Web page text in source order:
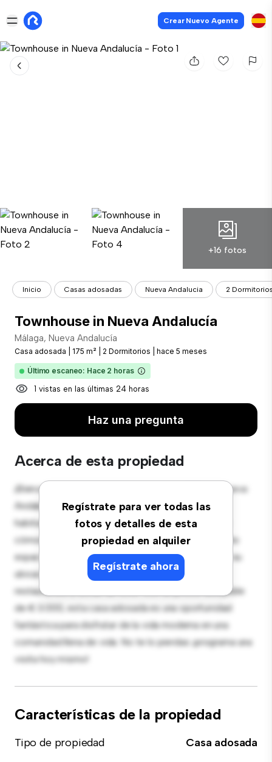
Crear Nuevo Agente
+16 fotos
Inicio Casas adosadas Nueva Andalucia 2
Townhouse in Nueva Andalucía
Málaga, Nueva Andalucía
Casa adosada 175 m² 2 Dormitorios hace 5 meses
Último escaneo: Hace 2 horas
1 vistas en las últimas 24 horas
Haz una pregunta
Acerca de esta propiedad
Regístrate para ver todas las
fotos y detalles de esta
propiedad en alquiler
Regístrate ahora
¡Bienvenido a tu nueva casa adosada en Málaga, Nueva
Andalucía! Esta espaciosa casa adosada de 2
habitaciones ofrece un espacio de vida moderno y
cómodo. El diseño bien pensado proporciona mucho
espacio para la relajación y el entretenimiento. Con su
ubicación privilegiada, estarás cerca de tiendas,
restaurantes y zonas de ocio. Con un precio asequible
de € 3.000, esta casa adosada es una oportunidad
fantástica para disfrutar de la vida moderna en una
comunidad llena de vida. No te lo pierdas: ¡programa una
visita hoy mismo!
Características de la propiedad
Tipo de propiedad
Casa adosada